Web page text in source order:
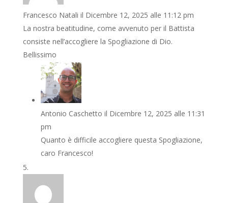
Francesco Natali il Dicembre 12, 2025 alle 11:12 pm
La nostra beatitudine, come avvenuto per il Battista
consiste nell’accogliere la Spogliazione di Dio.
Bellissimo
Antonio Caschetto il Dicembre 12, 2025 alle 11:31
pm
Quanto è difficile accogliere questa Spogliazione,
caro Francesco!